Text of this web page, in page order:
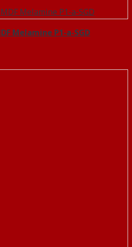
Melamine P1-a-SGD